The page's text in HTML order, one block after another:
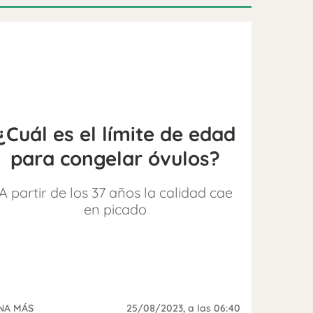
es el límite de edad
para congelar óvulos?
partir de los 37 años la calidad cae
en picado
MÁS 25/08/2023, a las 06:40